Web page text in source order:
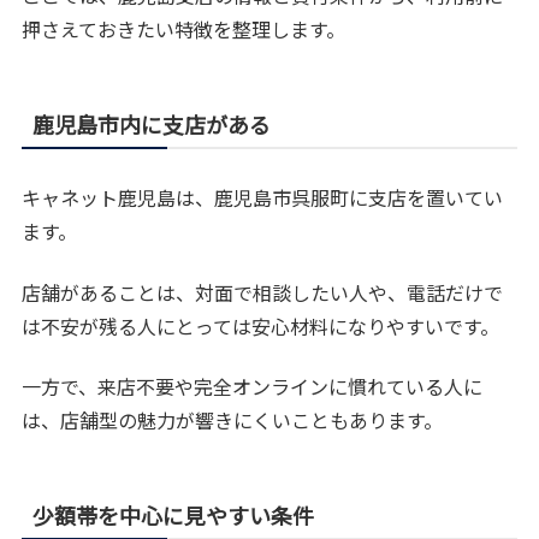
押さえておきたい特徴を整理します。
鹿児島市内に支店がある
キャネット鹿児島は、鹿児島市呉服町に支店を置いてい
ます。
店舗があることは、対面で相談したい人や、電話だけで
は不安が残る人にとっては安心材料になりやすいです。
一方で、来店不要や完全オンラインに慣れている人に
は、店舗型の魅力が響きにくいこともあります。
少額帯を中心に見やすい条件